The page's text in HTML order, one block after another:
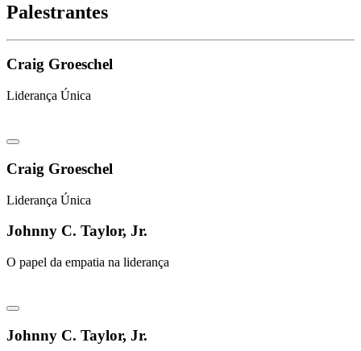
Palestrantes
Craig Groeschel
Liderança Única
Craig Groeschel
Liderança Única
Johnny C. Taylor, Jr.
O papel da empatia na liderança
Johnny C. Taylor, Jr.